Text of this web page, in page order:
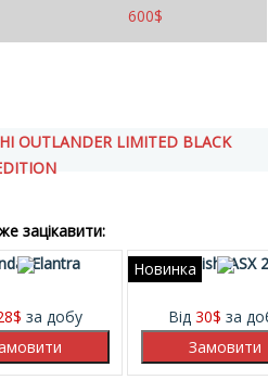
600$
зацікавити:
Elantra
$ за добу
Новинка
Mitsubishi ASX
Від 30$ за